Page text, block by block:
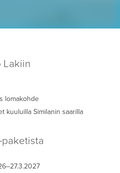
Lakiin
lomakohde
kuuluilla Similanin saarilla